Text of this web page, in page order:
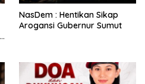
NasDem : Hentikan Sikap
Arogansi Gubernur Sumut